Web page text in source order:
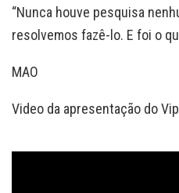
“Nunca houve pesquisa
resolvemos fazê-lo. E foi o
MAO
Video da apresentação do